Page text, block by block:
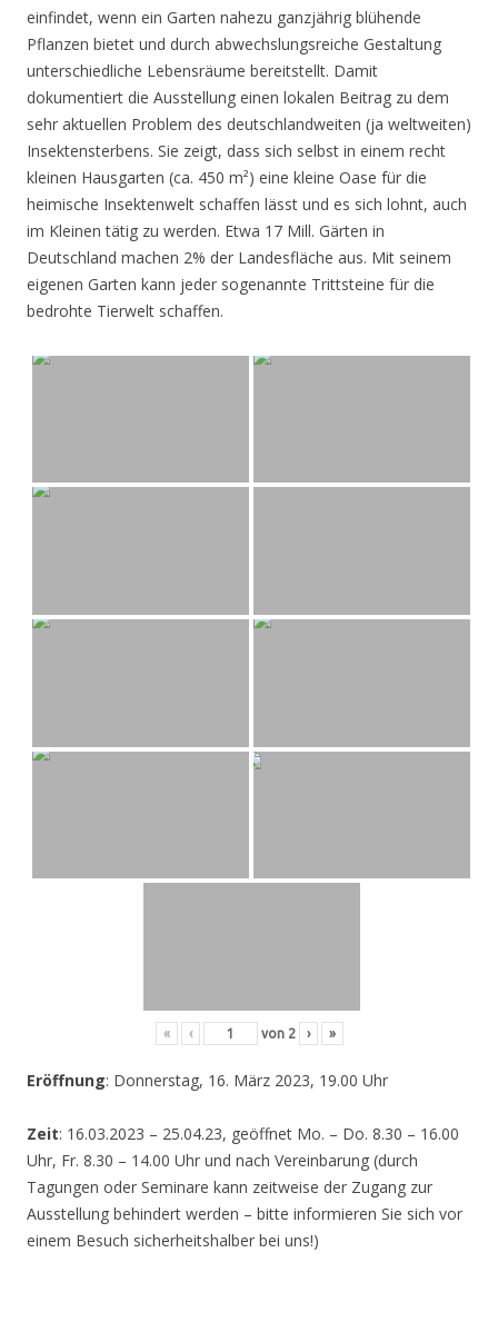
einfindet, wenn ein Garten nahezu ganzjährig blühende
Pflanzen bietet und durch abwechslungsreiche Gestaltung
unterschiedliche Lebensräume bereitstellt. Damit
dokumentiert die Ausstellung einen lokalen Beitrag zu dem
sehr aktuellen Problem des deutschlandweiten (ja weltweiten)
Insektensterbens. Sie zeigt, dass sich selbst in einem recht
kleinen Hausgarten (ca. 450 m²) eine kleine Oase für die
heimische Insektenwelt schaffen lässt und es sich lohnt, auch
im Kleinen tätig zu werden. Etwa 17 Mill. Gärten in
Deutschland machen 2% der Landesfläche aus. Mit seinem
eigenen Garten kann jeder sogenannte Trittsteine für die
bedrohte Tierwelt schaffen.
« ‹ von 2 › »
Eröffnung: Donnerstag, 16. März 2023, 19.00 Uhr
Zeit: 16.03.2023 – 25.04.23, geöffnet Mo. – Do. 8.30 – 16.00
Uhr, Fr. 8.30 – 14.00 Uhr und nach Vereinbarung (durch
Tagungen oder Seminare kann zeitweise der Zugang zur
Ausstellung behindert werden – bitte informieren Sie sich vor
einem Besuch sicherheitshalber bei uns!)